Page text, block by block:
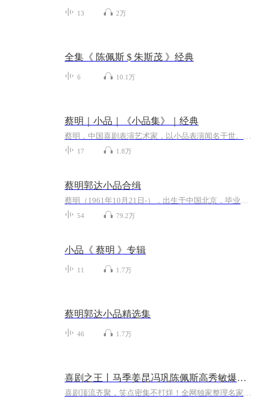
13 2万
全集《 陈佩斯 $ 朱斯茂 》经典
6 10.1万
蔡明｜小品｜《小品集》｜经典
蔡明，中国喜剧表演艺术家，以小品表演闻名于世。她的创作兼具幽默与生活的深度，通过独特的角色塑造和深刻的社会观察，为观众带来欢笑的同时也引发思考。《小品集》汇聚了蔡明多年来的经典之作，内容涵盖家庭、社会、人与人之间的情感纽带等主题。每一段...
17 1.8万
蔡明郭达小品合缉
蔡明（1961年10月21日-），出生于中国北京，毕业于北京电影学院，中国内地女演员、喜剧表演艺术家、国家一级演员。
54 79.2万
小品《 蔡明 》专辑
11 1.7万
蔡明郭达小品精选集
46 1.7万
喜剧之王丨马季姜昆冯巩陈佩斯高秀敏爆笑名场面丨免费
喜剧顶流齐聚，笑点密集不打烊！全网独家整理名家全本，相声名家马季、姜昆、冯巩的经典段子，搭配陈佩斯的默剧式小品、高秀敏的东北喜剧风采，覆盖单口、对口、群口相声与经典小品多种形式。逐段去噪优化，音质拉满，每一段都是经过时间检验的 “解压神器...